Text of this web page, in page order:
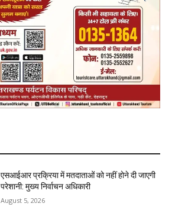
एसआईआर प्रक्रिया में मतदाताओं को नहीं होने दी जाएगी
परेशानी: मुख्य निर्वाचन अधिकारी
August 5, 2026